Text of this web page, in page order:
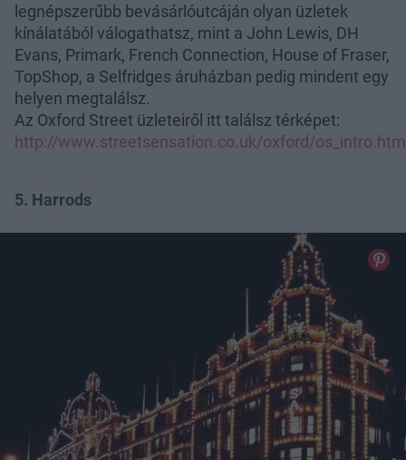
legnépszerűbb bevásárlóutcáján olyan üzletek
kínálatából válogathatsz, mint a John Lewis, DH
Evans, Primark, French Connection, House of Fraser,
TopShop, a Selfridges áruházban pedig mindent egy
helyen megtalálsz.
Az Oxford Street üzleteiről itt találsz térképet:
http://www.streetsensation.co.uk/oxford/os_intro.htm
5. Harrods